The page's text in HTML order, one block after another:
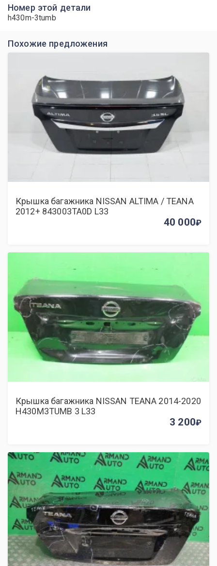
Номер этой детали
h430m-3tumb
Похожие предложения
Крышка багажника NISSAN ALTIMA / TEANA
2012+ 843003TA0D L33
40 000
Крышка багажника NISSAN TEANA 2014-2020
H430M3TUMB 3 L33
3 200